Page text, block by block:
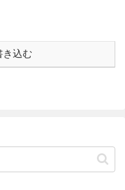
き込む